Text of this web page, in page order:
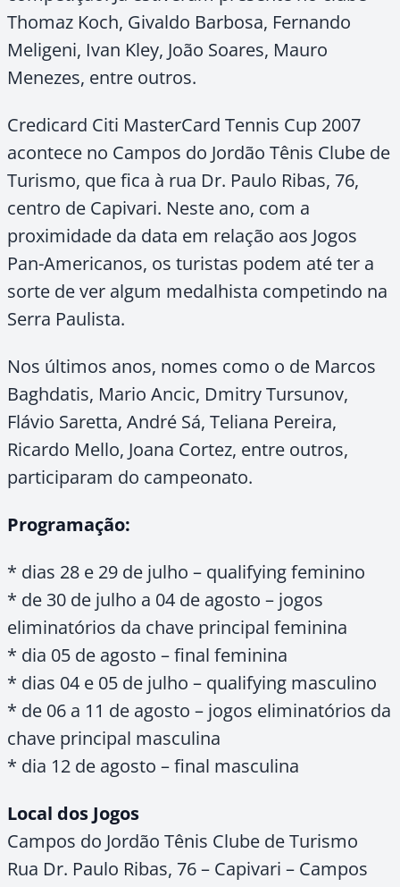
Thomaz Koch, Givaldo Barbosa, Fernando
Meligeni, Ivan Kley, João Soares, Mauro
Menezes, entre outros.
Credicard Citi MasterCard Tennis Cup 2007
acontece no Campos do Jordão Tênis Clube de
Turismo, que fica à rua Dr. Paulo Ribas, 76,
centro de Capivari. Neste ano, com a
proximidade da data em relação aos Jogos
Pan-Americanos, os turistas podem até ter a
sorte de ver algum medalhista competindo na
Serra Paulista.
Nos últimos anos, nomes como o de Marcos
Baghdatis, Mario Ancic, Dmitry Tursunov,
Flávio Saretta, André Sá, Teliana Pereira,
Ricardo Mello, Joana Cortez, entre outros,
participaram do campeonato.
Programação:
* dias 28 e 29 de julho – qualifying feminino
* de 30 de julho a 04 de agosto – jogos
eliminatórios da chave principal feminina
* dia 05 de agosto – final feminina
* dias 04 e 05 de julho – qualifying masculino
* de 06 a 11 de agosto – jogos eliminatórios da
chave principal masculina
* dia 12 de agosto – final masculina
Local dos Jogos
Campos do Jordão Tênis Clube de Turismo
Rua Dr. Paulo Ribas, 76 – Capivari – Campos